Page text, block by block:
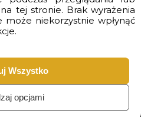
tej stronie. Brak wyrażenia
niekorzystnie wpłynąć
Wszystko
opcjami